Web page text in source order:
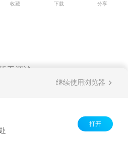
收藏 下载 分享
无评论
继续使用浏览器
打开